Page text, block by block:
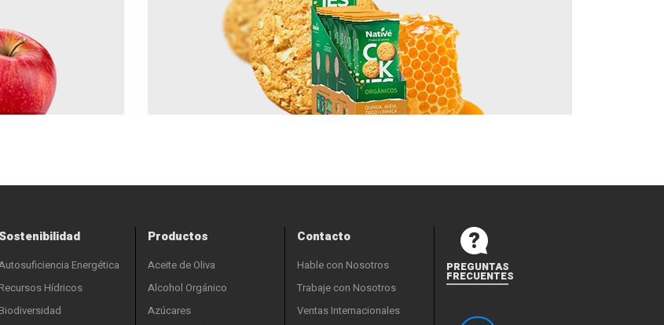
Sostenibilidad
Energética
Recursos Hídricos
Biodiversidad
Productos
Aceite de Oliva
Alcohol Orgánico
Azúcares
Contacto
Hable con Nosotros
Trabaje con Nosotros
Ventas Internacionales
PREGUNTAS
FRECUENTES